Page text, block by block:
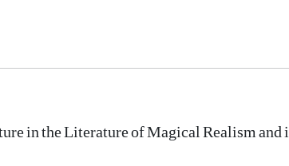
in the Literature of Magical Realism